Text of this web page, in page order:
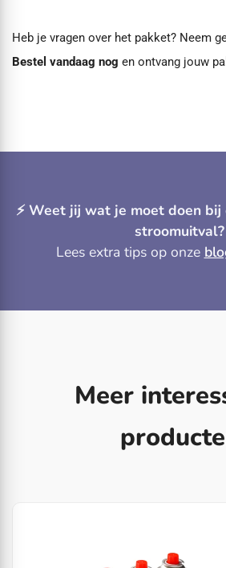
Heb je vragen over het pakket? Neem
Bestel vandaag nog en ontvang jouw
⚡️ Weet jij wat je moet doen
stroomuitval?
Lees extra tips op onze
Meer